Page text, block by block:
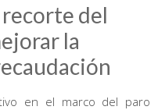
del
la
en el marco del paro